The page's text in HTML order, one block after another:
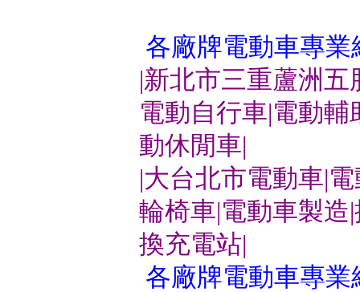
各廠牌電動車專業
|新北市三重蘆洲
電動自行車|電動
動休閒車|
|大台北市電動車|
輪椅車|電動車製造
換充電站|
各廠牌電動車專